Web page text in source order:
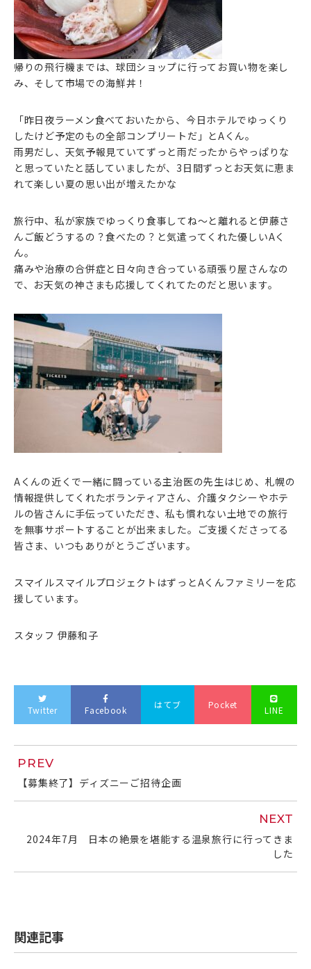
帰りの飛行機までは、球団ショップに行ってお買い物を楽し
み、そして市場での海鮮丼！
「昨日夜ラーメン食べておいたから、今日ホテルでゆっくり
したけど予定のもの全部コンプリートだ」とAくん。
雨男だし、天気予報見ていてずっと雨だったからやっぱりな
と思っていたと話していましたが、3日間ずっとお天気に恵ま
れて楽しい夏の思い出が増えたかな
旅行中、私が家族でゆっくり食事してね～と離れると伊藤さ
んご飯どうするの？食べたの？と気遣ってくれた優しいAく
ん。
痛みや治療の合併症と日々向き合っている頑張り屋さんなの
で、お天気の神さまも応援してくれてたのだと思います。
Aくんの近くで一緒に闘っている主治医の先生はじめ、札幌の
情報提供してくれたボランティアさん、介護タクシーやホテ
ルの皆さんに手伝っていただき、私も慣れない土地での旅行
を無事サポートすることが出来ました。ご支援くださってる
皆さま、いつもありがとうございます。
スマイルスマイルプロジェクトはずっとAくんファミリーを応
援しています。
スタッフ 伊藤和子
Twitter Facebook はてブ Pocket LINE
PREV
【募集終了】ディズニーご招待企画
NEXT
2024年7月 日本の絶景を堪能する温泉旅行に行ってきま
した
関連記事